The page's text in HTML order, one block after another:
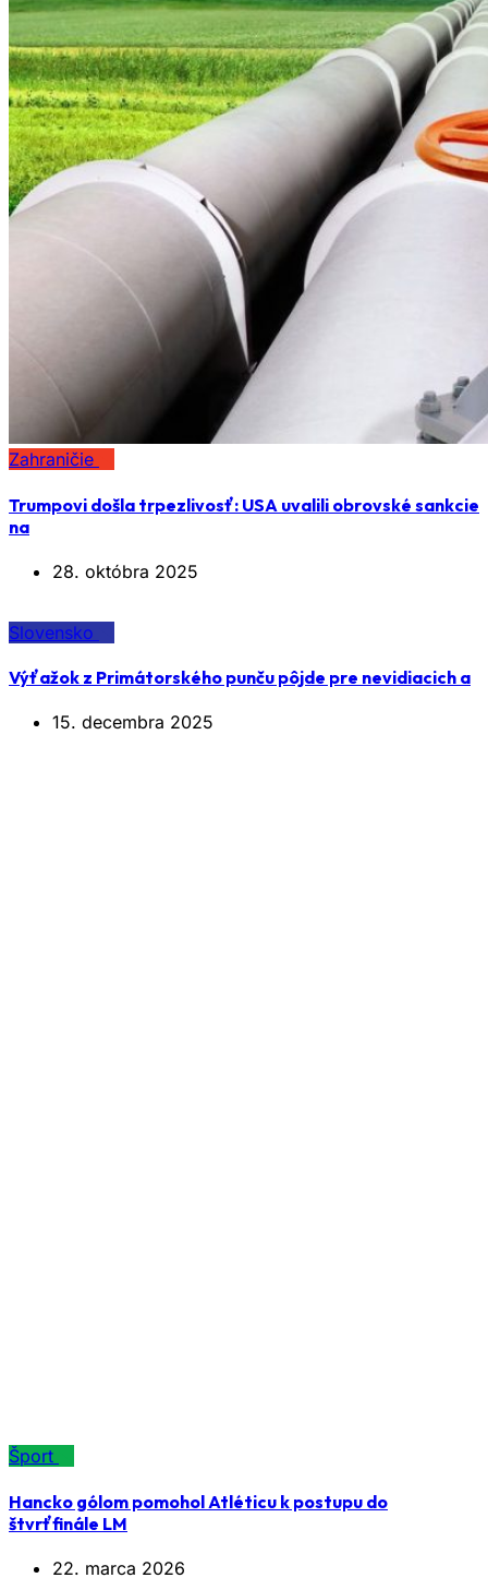
Zahraničie
Trumpovi došla trpezlivosť: USA uvalili obrovské sankcie
na
28. októbra 2025
Slovensko
Výťažok z Primátorského punču pôjde pre nevidiacich a
15. decembra 2025
Šport
Hancko gólom pomohol Atléticu k postupu do
štvrťfinále LM
22. marca 2026